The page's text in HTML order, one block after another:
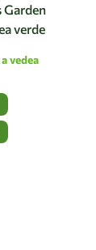
Garden
verde
vedea